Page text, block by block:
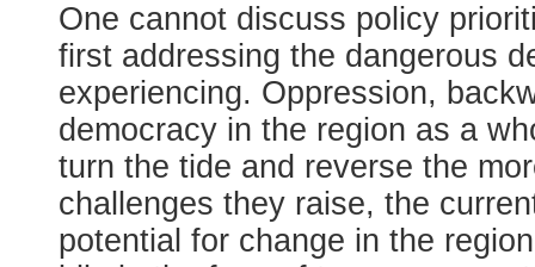
One cannot discuss policy
first addressing the dangerous
experiencing. Oppression,
democracy in the region as a
turn the tide and reverse the
challenges they raise, the
potential for change in the